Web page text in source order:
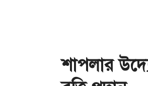
শাপলার